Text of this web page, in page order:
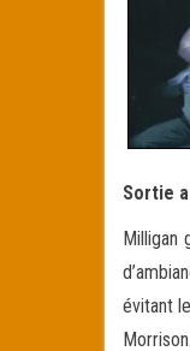
Sortie
Milligan
évitant